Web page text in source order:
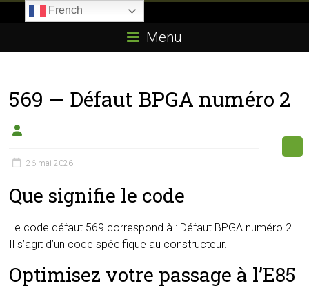
E85.com
passion
boîtier
Menu
569 — Défaut BPGA numéro 2
26 mai 2026
Que signifie le code
Le code défaut 569 correspond à : Défaut BPGA numéro 2.
Il s’agit d’un code spécifique au constructeur.
Optimisez votre passage à l’E85
French